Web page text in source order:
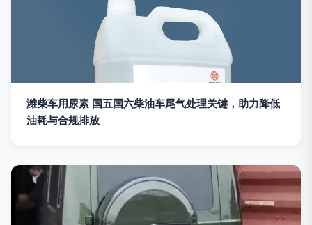
潍柴车用尿素 国五国六柴油车尾气处理关键，助力降低
油耗与合规排放